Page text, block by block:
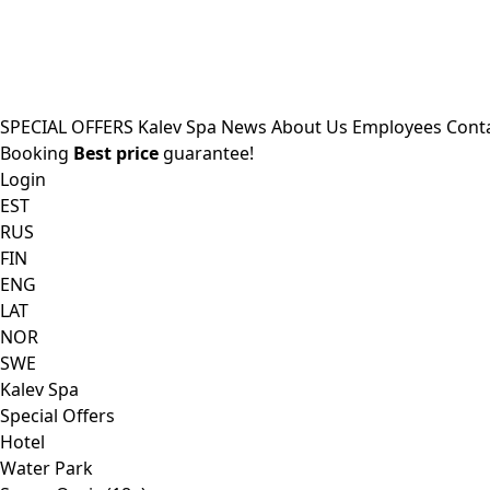
SPECIAL OFFERS Kalev Spa News About Us Employees
Booking Best priceguarantee!
Login
EST
RUS
FIN
ENG
LAT
NOR
SWE
Kalev Spa
Special Offers
Hotel
Water Park